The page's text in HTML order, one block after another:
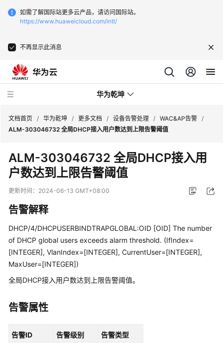
如需了解国际站更多云产品，请访问国际站。
https://www.huaweicloud.com/intl/
不再显示此消息
华为乾坤
全
云
务
云
管
理
网
络
华
乾
决
文档首页 / 华为乾坤 / 更多文档 / 设备告警处理 / WAC&AP告警 /
ALM-303046732 全局DHCP接入用户数达到上限告警阈值
ALM-303046732 全局DHCP接入用
户数达到上限告警阈值
更新时间： 2024-06-13 GMT+08:00
告警解释
DHCP/4/DHCPUSERBINDTRAPGLOBAL:OID [OID] The number
of DHCP global users exceeds alarm threshold. (IfIndex=
[INTEGER], VlanIndex=[INTEGER], CurrentUser=[INTEGER],
MaxUser=[INTEGER])
全局DHCP接入用户数达到上限告警阈值。
告警属性
告警ID 告警级别 告警类型